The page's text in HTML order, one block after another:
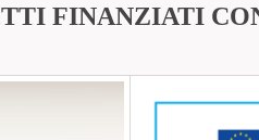
FINANZIATI